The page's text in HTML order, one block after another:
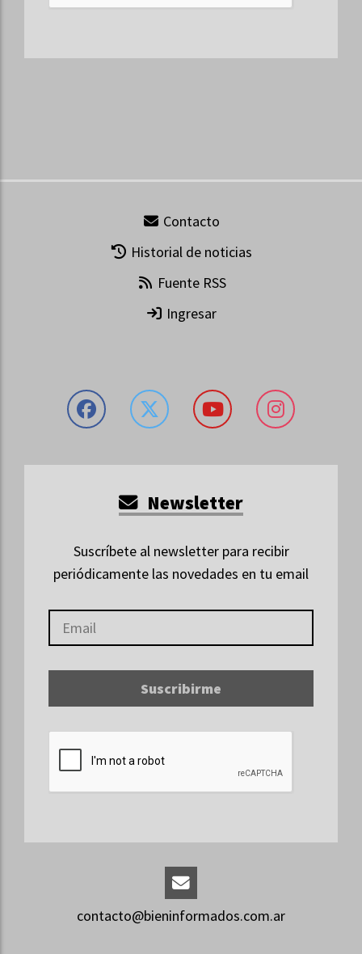
Contacto
Historial de noticias
Fuente RSS
Ingresar
Newsletter
Suscríbete al newsletter para recibir
periódicamente las novedades en tu email
Suscribirme
contacto@bieninformados.com.ar